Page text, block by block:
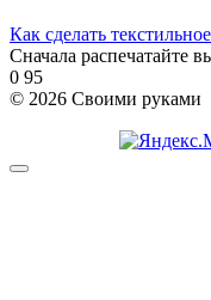
Как сделать
Сначала распечатайте
0 95
© 2026 Своими руками